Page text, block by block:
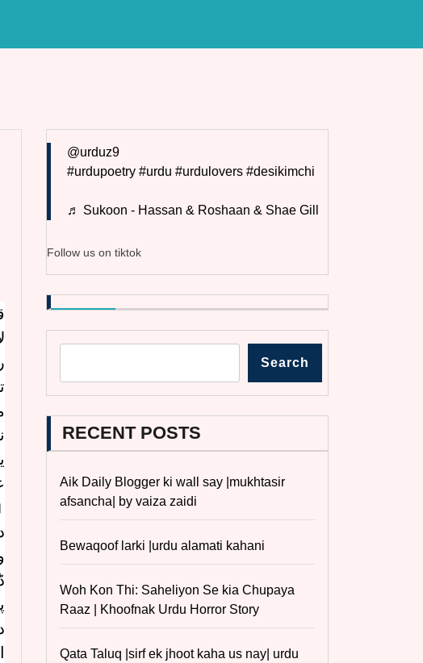
@urduz9
#urdupoetry #urdu #urdulovers #desikimchi
♬ Sukoon - Hassan & Roshaan & Shae Gill
Follow us on tiktok
Search
RECENT POSTS
Aik Daily Blogger ki wall say |mukhtasir
afsancha| by vaiza zaidi
Bewaqoof larki |urdu alamati kahani
Woh Kon Thi: Saheliyon Se kia Chupaya
Raaz | Khoofnak Urdu Horror Story
Qata Taluq |sirf ek jhoot kaha us nay| urdu